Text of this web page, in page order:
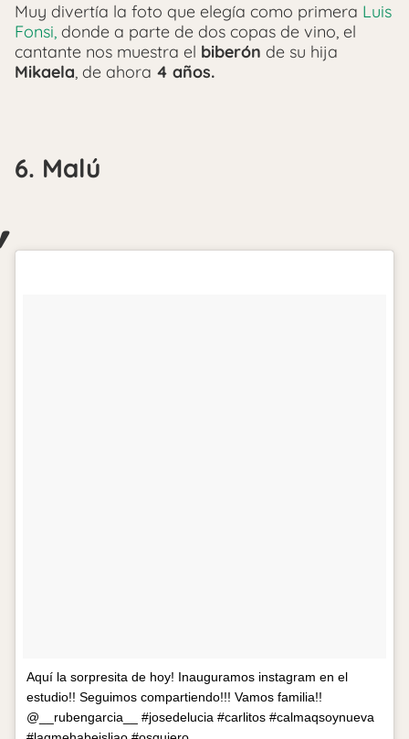
Muy divertía la foto que elegía como primera Luis
Fonsi, donde a parte de dos copas de vino, el
cantante nos muestra el biberón de su hija
Mikaela, de ahora 4 años.
6. Malú
Aquí la sorpresita de hoy! Inauguramos instagram en el
estudio!! Seguimos compartiendo!!! Vamos familia!!
@__rubengarcia__ #josedelucia #carlitos #calmaqsoynueva